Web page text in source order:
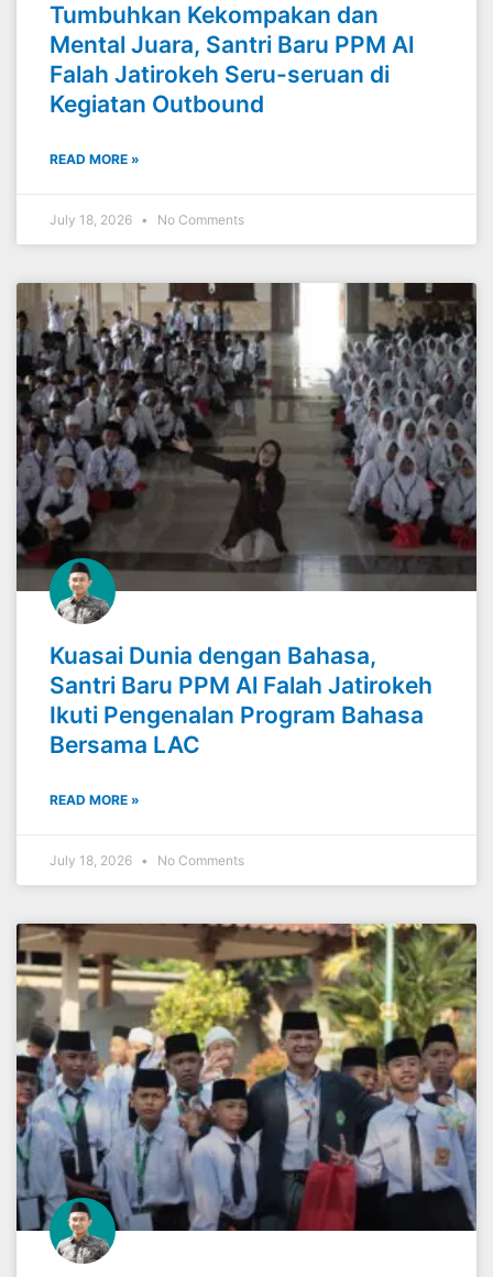
Tumbuhkan Kekompakan dan
Mental Juara, Santri Baru PPM Al
Falah Jatirokeh Seru-seruan di
Kegiatan Outbound
READ MORE »
July 18, 2026 No Comments
Kuasai Dunia dengan Bahasa,
Santri Baru PPM Al Falah Jatirokeh
Ikuti Pengenalan Program Bahasa
Bersama LAC
READ MORE »
July 18, 2026 No Comments